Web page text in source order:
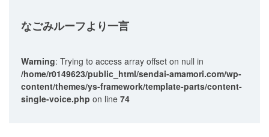
なごみルーフより一言
Warning: Trying to access array offset on null in
/home/r0149623/public_html/sendai-amamori.com/wp-
content/themes/ys-framework/template-parts/content-
single-voice.php on line 74